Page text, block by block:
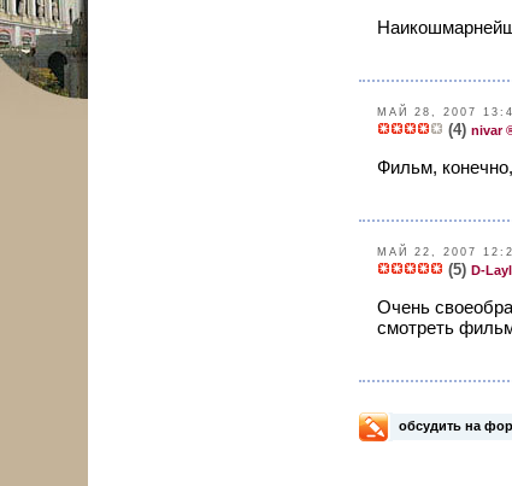
МАЙ 28, 2007
(4) nivar
Фильм,
МАЙ 22, 2007
(5) D-
Очень
смотреть
обсудить на